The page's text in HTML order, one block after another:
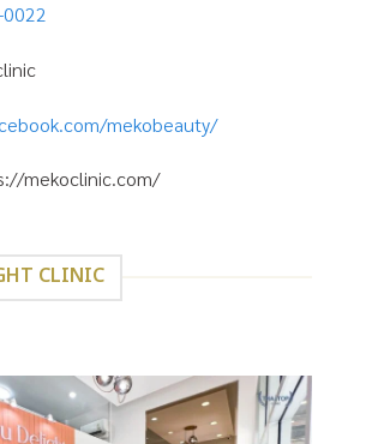
mekobeauty/
mekoclinic.com/
CLINIC